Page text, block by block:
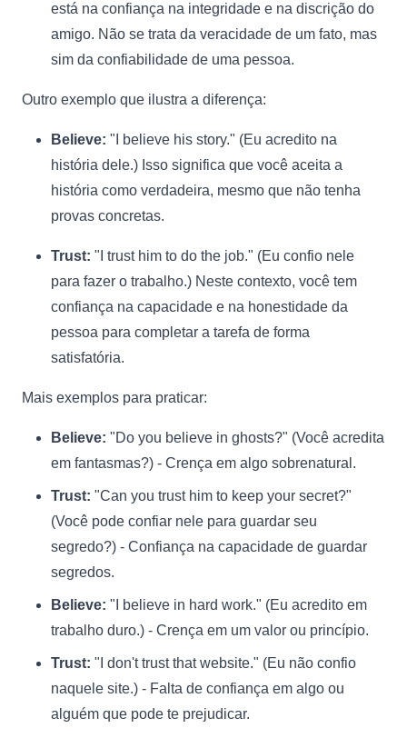
está na confiança na integridade e na discrição do
amigo. Não se trata da veracidade de um fato, mas
sim da confiabilidade de uma pessoa.
Outro exemplo que ilustra a diferença:
Believe: "I believe his story." (Eu acredito na
história dele.) Isso significa que você aceita a
história como verdadeira, mesmo que não tenha
provas concretas.
Trust: "I trust him to do the job." (Eu confio nele
para fazer o trabalho.) Neste contexto, você tem
confiança na capacidade e na honestidade da
pessoa para completar a tarefa de forma
satisfatória.
Mais exemplos para praticar:
Believe: "Do you believe in ghosts?" (Você acredita
em fantasmas?) - Crença em algo sobrenatural.
Trust: "Can you trust him to keep your secret?"
(Você pode confiar nele para guardar seu
segredo?) - Confiança na capacidade de guardar
segredos.
Believe: "I believe in hard work." (Eu acredito em
trabalho duro.) - Crença em um valor ou princípio.
Trust: "I don't trust that website." (Eu não confio
naquele site.) - Falta de confiança em algo ou
alguém que pode te prejudicar.